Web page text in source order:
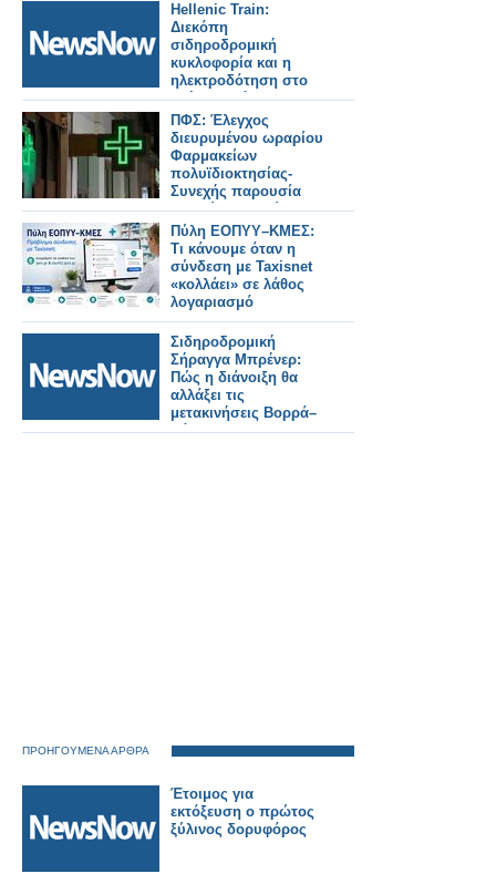
Hellenic Train:
Διεκόπη
σιδηροδρομική
κυκλοφορία και η
ηλεκτροδότηση στο
τμήμα Οινόη –
Χαλκίδα, εξαιτίας
πυρκαγιάς.
ΠΦΣ: Έλεγχος
διευρυμένου ωραρίου
Φαρμακείων
πολυϊδιοκτησίας-
Συνεχής παρουσία
αδειούχου Φ/ού στο
ωράριο!
Πύλη ΕΟΠΥΥ–ΚΜΕΣ:
Τι κάνουμε όταν η
σύνδεση με Taxisnet
«κολλάει» σε λάθος
λογαριασμό
Σιδηροδρομική
Σήραγγα Μπρένερ:
Πώς η διάνοιξη θα
αλλάξει τις
μετακινήσεις Βορρά–
Νότου.
ΠΡΟΗΓΟΥΜΕΝΑ ΑΡΘΡΑ
Έτοιμος για
εκτόξευση ο πρώτος
ξύλινος δορυφόρος